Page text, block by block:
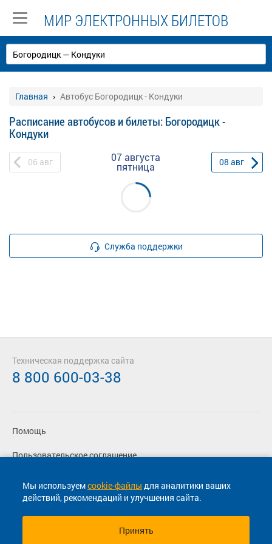
МИР ЭЛЕКТРОННЫХ БИЛЕТОВ
Главная Автобус Богородицк - Кондуки
Расписание автобусов и билеты: Богородицк -
Кондуки
06 авг 07 августа
пятница 08 авг
Служба поддержки
Мы используемcookie-файлы для аналитики ваших
действий, рекомендаций и улучшения сайта.
Принять
Помощь
Пользовательское соглашение
Политика конфиденциальности
Согласие на маркетинговые сообщения
Техническая поддержка сайта
8 800 600-03-38
© 2013-2026, ООО "Капитал"- Онлайн сервис продажи